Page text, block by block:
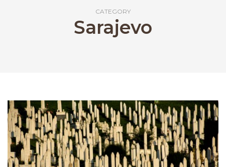
CATEGORY
Sarajevo